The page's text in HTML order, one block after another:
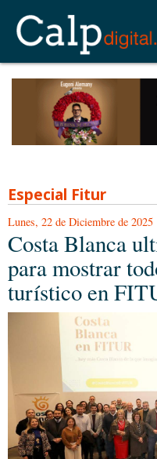
Especial Fitur
Lunes, 22 de Diciembre de 2025
Costa Blanca
para mostrar
turístico en